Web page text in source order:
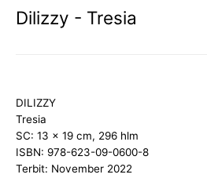
Dilizzy - Tresia
DILIZZY
Tresia
SC: 13 x 19 cm, 296 hlm
ISBN: 978-623-09-0600-8
Terbit: November 2022